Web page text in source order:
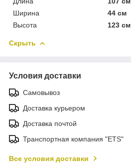
Ширина
44 см
Высота
123 см
Скрыть
Условия доставки
Самовывоз
Доставка курьером
Доставка почтой
Транспортная компания "ETS"
Все условия доставки